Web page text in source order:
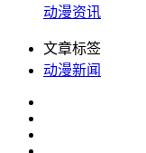
动漫资讯
文章标签
动漫新闻